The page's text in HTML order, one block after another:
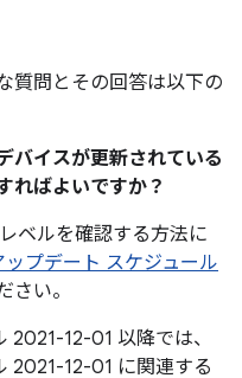
質問とその回答は以下の
バイスが更新されている
ればよいですか？
ベルを確認する方法に
プデート スケジュール
い。
2021-12-01 以降では、
2021-12-01 に関連する